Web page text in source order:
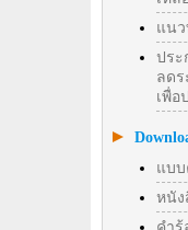
แนว
ประ
ลดร
เพื่อ
แบบ
หนัง